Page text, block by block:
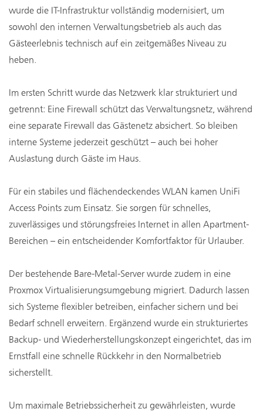
wurde die IT-Infrastruktur vollständig modernisiert, um
sowohl den internen Verwaltungsbetrieb als auch das
Gästeerlebnis technisch auf ein zeitgemäßes Niveau zu
heben.
Im ersten Schritt wurde das Netzwerk klar strukturiert und
getrennt: Eine Firewall schützt das Verwaltungsnetz, während
eine separate Firewall das Gästenetz absichert. So bleiben
interne Systeme jederzeit geschützt – auch bei hoher
Auslastung durch Gäste im Haus.
Für ein stabiles und flächendeckendes WLAN kamen UniFi
Access Points zum Einsatz. Sie sorgen für schnelles,
zuverlässiges und störungsfreies Internet in allen Apartment-
Bereichen – ein entscheidender Komfortfaktor für Urlauber.
Der bestehende Bare-Metal-Server wurde zudem in eine
Proxmox Virtualisierungsumgebung migriert. Dadurch lassen
sich Systeme flexibler betreiben, einfacher sichern und bei
Bedarf schnell erweitern. Ergänzend wurde ein strukturiertes
Backup- und Wiederherstellungskonzept eingerichtet, das im
Ernstfall eine schnelle Rückkehr in den Normalbetrieb
sicherstellt.
Um maximale Betriebssicherheit zu gewährleisten, wurde